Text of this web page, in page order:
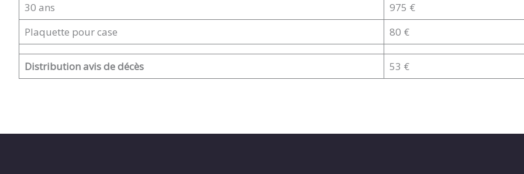
30 ans
975 €
Plaquette pour case
80 €
Distribution avis de décès 53 €